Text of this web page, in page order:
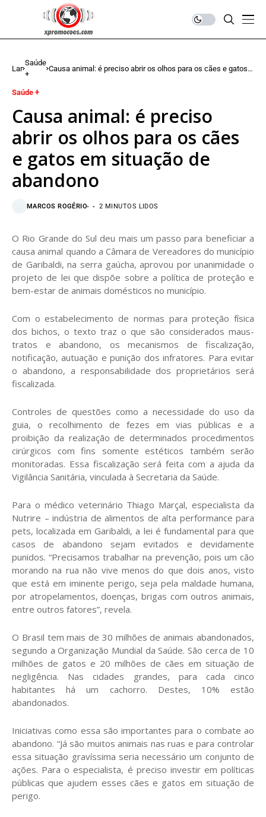
Lar
Saúde
+
Causa animal: é preciso abrir os olhos para os cães e gatos
Saúde +
Causa animal: é preciso
abrir os olhos para os cães
e gatos em situação de
abandono
MARCOS ROGÉRIO 2 MINUTOS LIDOS
O Rio Grande do Sul deu mais um passo para beneficiar a
causa animal quando a Câmara de Vereadores do município
de Garibaldi, na serra gaúcha, aprovou por unanimidade o
projeto de lei que dispõe sobre a política de proteção e
bem-estar de animais domésticos no município.
Com o estabelecimento de normas para proteção física
dos bichos, o texto traz o que são considerados maus-
tratos e abandono, os mecanismos de fiscalização,
notificação, autuação e punição dos infratores. Para evitar
o abandono, a responsabilidade dos proprietários será
fiscalizada.
Controles de questões como a necessidade do uso da
guia, o recolhimento de fezes em vias públicas e a
proibição da realização de determinados procedimentos
cirúrgicos com fins somente estéticos também serão
monitoradas. Essa fiscalização será feita com a ajuda da
Vigilância Sanitária, vinculada à Secretaria da Saúde.
Para o médico veterinário Thiago Marçal, especialista da
Nutrire – indústria de alimentos de alta performance para
pets, localizada em Garibaldi, a lei é fundamental para que
casos de abandono sejam evitados e devidamente
punidos. “Precisamos trabalhar na prevenção, pois um cão
morando na rua não vive menos do que dois anos, visto
que está em iminente perigo, seja pela maldade humana,
por atropelamentos, doenças, brigas com outros animais,
entre outros fatores”, revela.
O Brasil tem mais de 30 milhões de animais abandonados,
segundo a Organização Mundial da Saúde. São cerca de 10
milhões de gatos e 20 milhões de cães em situação de
negligência. Nas cidades grandes, para cada cinco
habitantes há um cachorro. Destes, 10% estão
abandonados.
Iniciativas como essa são importantes para o combate ao
abandono. “Já são muitos animais nas ruas e para controlar
essa situação gravíssima seria necessário um conjunto de
ações. Para o especialista, é preciso investir em políticas
públicas que ajudem esses cães e gatos em situação de
perigo.